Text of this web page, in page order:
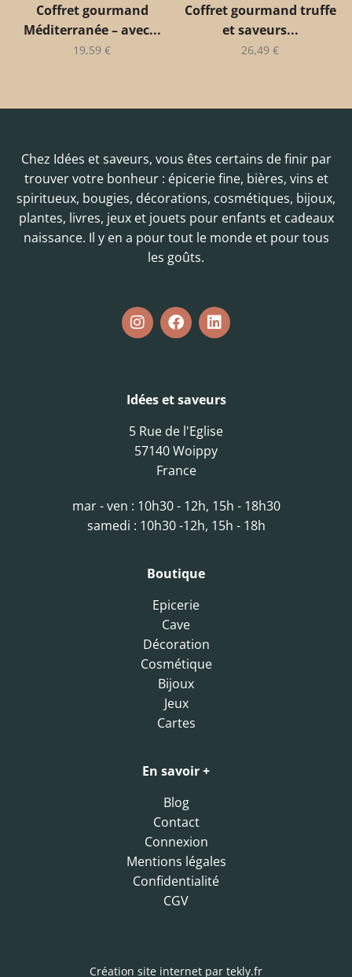
Coffret gourmand
Méditerranée – avec...
19,59 €
Coffret gourmand truffe
et saveurs...
26,49 €
Chez Idées et saveurs, vous êtes certains de finir par
trouver votre bonheur : épicerie fine, bières, vins et
spiritueux, bougies, décorations, cosmétiques, bijoux,
plantes, livres, jeux et jouets pour enfants et cadeaux
naissance. Il y en a pour tout le monde et pour tous
les goûts.
Idées et saveurs
5 Rue de l'Eglise
57140 Woippy
France
mar - ven : 10h30 - 12h, 15h - 18h30
samedi : 10h30 -12h, 15h - 18h
Boutique
Epicerie
Cave
Décoration
Cosmétique
Bijoux
Jeux
Cartes
En savoir +
Blog
Contact
Connexion
Mentions légales
Confidentialité
CGV
Création site internet par tekly.fr